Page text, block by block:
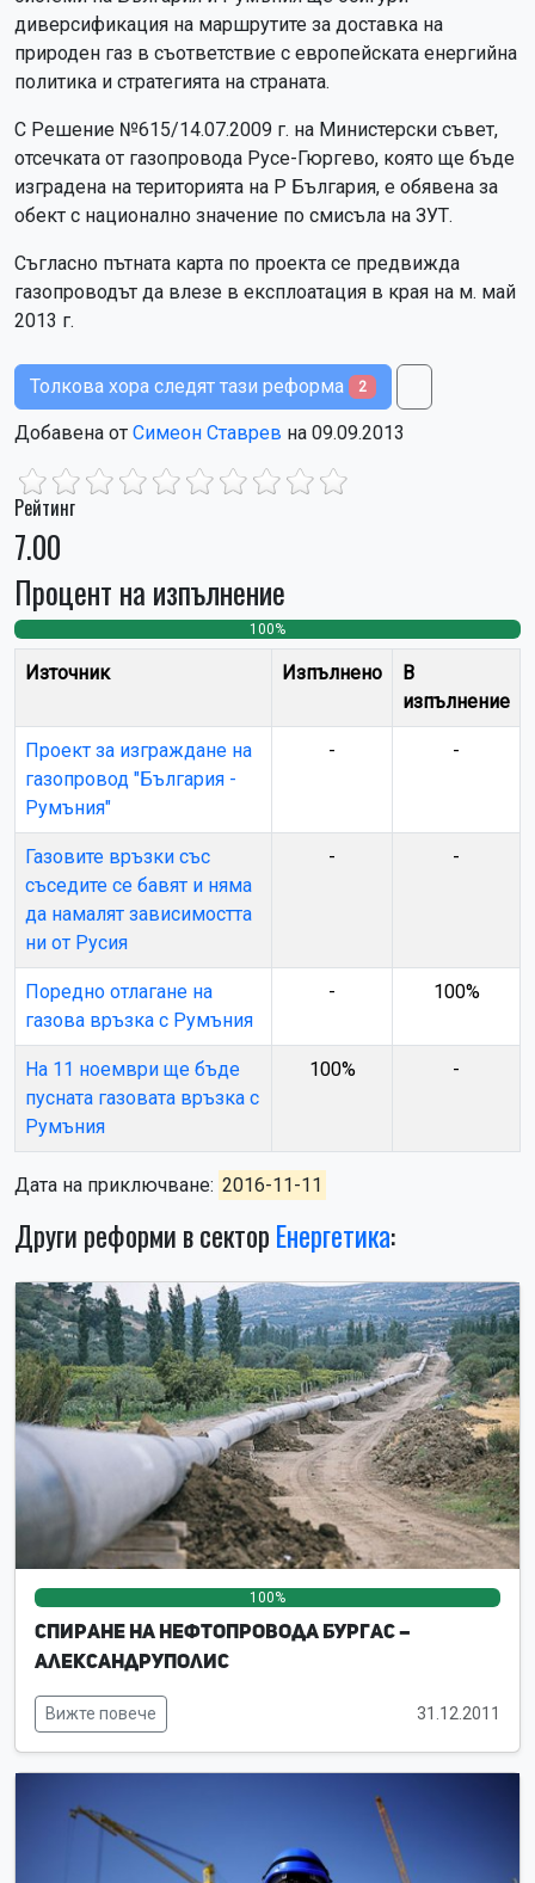
диверсификация на маршрутите за доставка на
природен газ в съответствие с европейската енергийна
политика и стратегията на страната.
С Решение №615/14.07.2009 г. на Министерски съвет,
отсечката от газопровода Русе-Гюргево, която ще бъде
изградена на територията на Р България, е обявена за
обект с национално значение по смисъла на ЗУТ.
Съгласно пътната карта по проекта се предвижда
газопроводът да влезе в експлоатация в края на м. май
2013 г.
Толкова хора следят тази реформа 2
Добавена от Симеон Ставрев на 09.09.2013
Рейтинг
7.00
Процент на изпълнение
100%
Източник Изпълнено
В
изпълнение
Проект за изграждане на
газопровод "България -
Румъния"
- -
Газовите връзки със
съседите се бавят и няма
да намалят зависимостта
ни от Русия
- -
Поредно отлагане на
газова връзка с Румъния
- 100%
На 11 ноември ще бъде
пусната газовата връзка с
Румъния
100% -
Дата на приключване: 2016-11-11
Други реформи в сектор Енергетика:
100%
Спиране на нефтопровода Бургас –
Александруполис
Вижте повече 31.12.2011